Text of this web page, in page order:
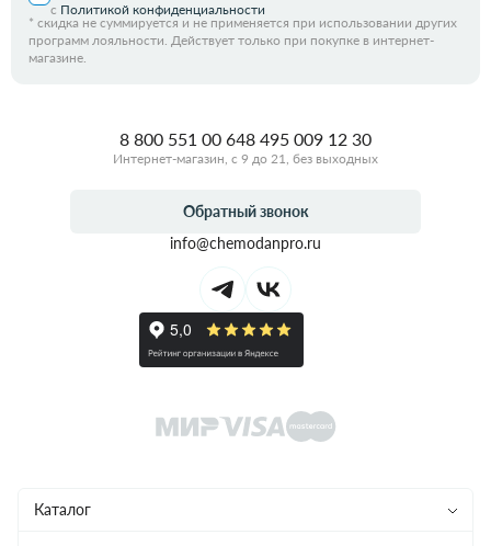
с Политикой конфиденциальности
* скидка не суммируется и не применяется при использовании других
программ лояльности. Действует только при покупке в интернет-
магазине.
Каталог
8 800 551 00 648 495 009 12 30
Интернет-магазин, с 9 до 21, без выходных
Обратный звонок
info@chemodanpro.ru